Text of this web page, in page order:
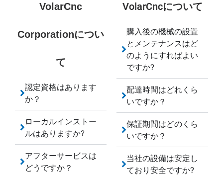
VolarCnc
Corporationについ
て
認定資格はあります
か？
ローカルインストー
ルはありますか?
アフターサービスは
どうですか？
VolarCncについて
購入後の機械の設置
とメンテナンスはど
のようにすればよい
ですか?
配達時間はどれくら
いですか？
保証期間はどのくら
いですか？
当社の設備は安定し
ており安全ですか?